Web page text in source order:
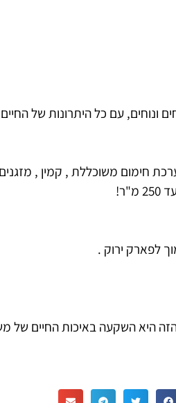
ונוחים, עם כל היתרונות של החיים
הזה היא השקעה באיכות החיים